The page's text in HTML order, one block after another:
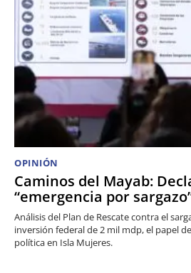
OPINIÓN
Caminos del Mayab:
“emergencia por
Análisis del Plan de Rescate contra el
inversión federal de 2 mil mdp, el papel
política en Isla Mujeres.